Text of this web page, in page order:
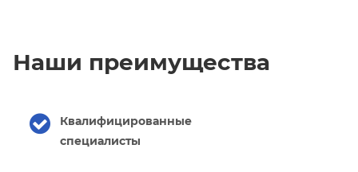
Наши преимущества
Квалифицированные
специалисты